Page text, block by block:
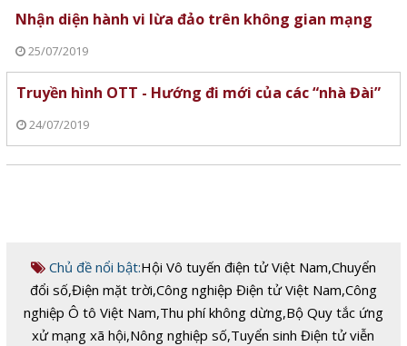
Nhận diện hành vi lừa đảo trên không gian mạng
25/07/2019
Truyền hình OTT - Hướng đi mới của các “nhà Đài”
24/07/2019
Chủ đề nổi bật:Hội Vô tuyến điện tử Việt Nam,Chuyển
đổi số,Điện mặt trời,Công nghiệp Điện tử Việt Nam,Công
nghiệp Ô tô Việt Nam,Thu phí không dừng,Bộ Quy tắc ứng
xử mạng xã hội,Nông nghiệp số,Tuyển sinh Điện tử viễn